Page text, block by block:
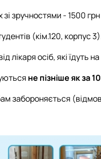
зручностями - 1500 грн
(кім.120, корпус
лікаря осіб, які
не пізніше як за
забороняється